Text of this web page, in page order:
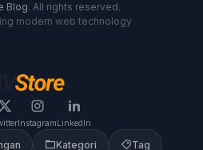
Blog. All rights reserved.
modern web technology
InstagramLinkedIn
Kategori Tag